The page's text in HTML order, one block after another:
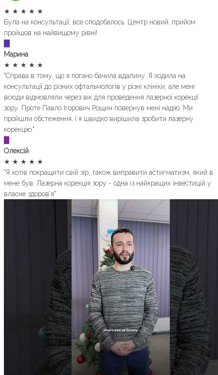
★ ★ ★ ★ ★
Була на консультації, все сподобалось. Центр новий, прийом
пройшов на найвищому рівні!
М
Марина
★ ★ ★ ★ ★
"Справа в тому, що я погано бачила вдалину. Я ходила на
консультації до різних офтальмологів у різні клініки, але мені
всюди відмовляли через вік для проведення лазерної корекції
зору. Проте Павло Ігорович Рощин повернув мені надію. Ми
пройшли обстеження, і я швидко вирішила зробити лазерну
корекцію."
О
Олексій
★ ★ ★ ★ ★
"Я хотів покращити свій зір, також виправити астигматизм, який в
мене був. Лазерна корекція зору - одна із найкращих інвестицій у
власне здоров'я".